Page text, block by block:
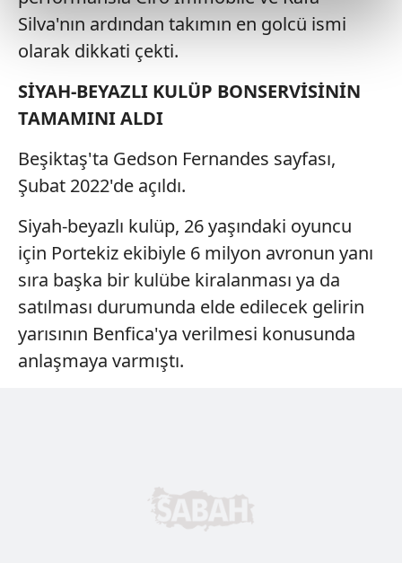
reklamların maliyetlerimizi karşılamak noktasında tek gelir
kalemimiz olduğunu sizlere hatırlatmak isteriz.
takdirde, kullanıcılara hedefli reklamlar
gösterilmeyecektir."
Sizlere daha iyi bir hizmet sunabilmek için İnternet
Sitemizde kendimize ve üçüncü kişilere ait çerezler
kullanılmaktadır. Bu çerezler vasıtasıyla çeşitli kişisel
verileriniz işlenmekte olup gerekli olan çerezler bilgi
toplumu hizmetlerinin sunulması amacıyla
kullanılmaktadır. Diğer çerezler, sitemizin daha işlevsel
kılınması ve kişiselleştirilmesi ve sizlere yönelik
reklam/pazarlama faaliyetlerinin yapılması, amaçlarıyla
sınırlı olarak açık rızanız dahilinde kullanılacaktır.
Çerezlere ilişkin tercihlerinizi aşağıda yer alan panel
hazırlanmış Aydınlatma Metnimizi okumak ve sitemizde
ilgili mevzuata uygun olarak kullanılan çerezlerle ilgili bilgi
Silva'nın ardından takımın en golcü ismi
olarak dikkati çekti.
SİYAH-BEYAZLI KULÜP BONSERVİSİNİN
TAMAMINI ALDI
Beşiktaş'ta Gedson Fernandes sayfası,
Şubat 2022'de açıldı.
Siyah-beyazlı kulüp, 26 yaşındaki oyuncu
için Portekiz ekibiyle 6 milyon avronun yanı
sıra başka bir kulübe kiralanması ya da
satılması durumunda elde edilecek gelirin
yarısının Benfica'ya verilmesi konusunda
anlaşmaya varmıştı.